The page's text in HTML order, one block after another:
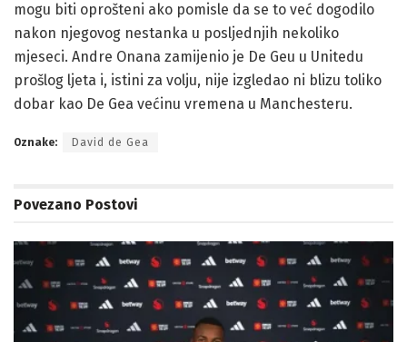
mogu biti oprošteni ako pomisle da se to već dogodilo
nakon njegovog nestanka u posljednjih nekoliko
mjeseci. Andre Onana zamijenio je De Geu u Unitedu
prošlog ljeta i, istini za volju, nije izgledao ni blizu toliko
dobar kao De Gea većinu vremena u Manchesteru.
Oznake: David de Gea
Povezano Postovi